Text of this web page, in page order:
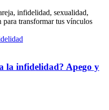
infidelidad, sexualidad,
transformar tus vínculos
la infidelidad? Apego y